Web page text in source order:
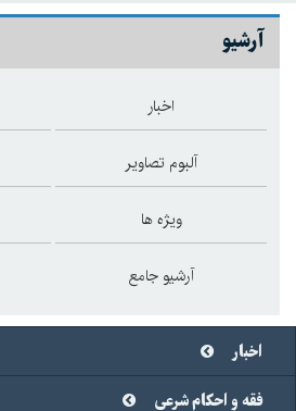
آرشیو
اخبار
آلبوم تصاویر
ویژه ها
آرشیو جامع
اخبار
فقه و احکام شرعی